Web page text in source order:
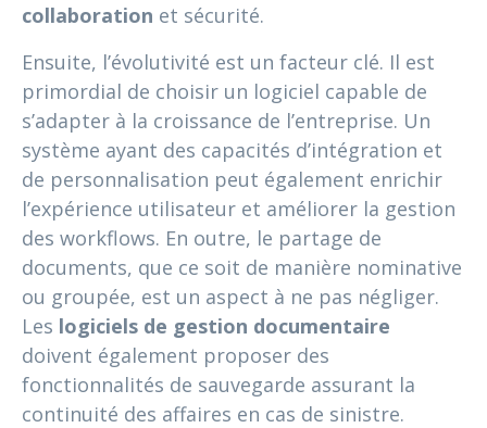
collaboration et sécurité.
Ensuite, l’évolutivité est un facteur clé. Il est
primordial de choisir un logiciel capable de
s’adapter à la croissance de l’entreprise. Un
système ayant des capacités d’intégration et
de personnalisation peut également enrichir
l’expérience utilisateur et améliorer la gestion
des workflows. En outre, le partage de
documents, que ce soit de manière nominative
ou groupée, est un aspect à ne pas négliger.
Les logiciels de gestion documentaire
doivent également proposer des
fonctionnalités de sauvegarde assurant la
continuité des affaires en cas de sinistre.